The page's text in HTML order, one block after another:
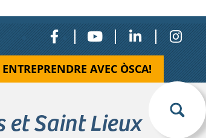
ENTREPRENDRE AVEC ÒSCA!
et Saint Lieux